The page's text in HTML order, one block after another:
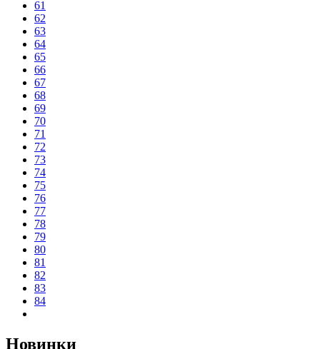
61
62
63
64
65
66
67
68
69
70
71
72
73
74
75
76
77
78
79
80
81
82
83
84
Новинки